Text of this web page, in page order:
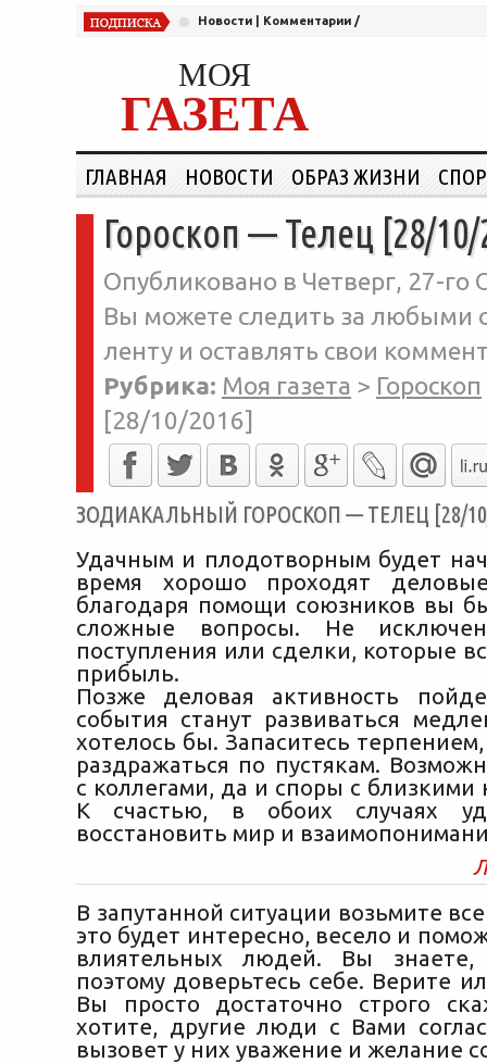
Новости Комментарии /
МОЯ
ГАЗЕТА
ГЛАВНАЯ НОВОСТИ ОБРАЗ ЖИЗНИ
Гороскоп — Телец [28/10/
Опубликовано в Четверг, 27-го
Вы можете следить за любыми
ленту и оставлять свои
Рубрика: Моя газета > Гороскоп
[28/10/2016]
ЗОДИАКАЛЬНЫЙ ГОРОСКОП — ТЕЛЕЦ [28/
Удачным и плодотворным будет
время хорошо проходят
благодаря помощи союзников вы
сложные вопросы. Не
поступления или сделки, которые
прибыль.
Позже деловая активность
события станут развиваться
хотелось бы. Запаситесь
раздражаться по пустякам.
с коллегами, да и споры с
К счастью, в обоих случаях
восстановить мир и
В запутанной ситуации возьмите
это будет интересно, весело и
влиятельных людей. Вы знаете,
поэтому доверьтесь себе. Верите
Вы просто достаточно строго
хотите, другие люди с Вами
вызовет у них уважение и желание